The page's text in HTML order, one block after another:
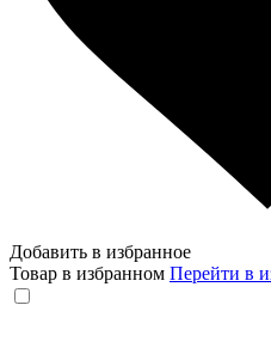
Добавить в избранное
Товар в избранном Перейти в